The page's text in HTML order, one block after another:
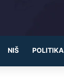
NIŠ POLITIKA